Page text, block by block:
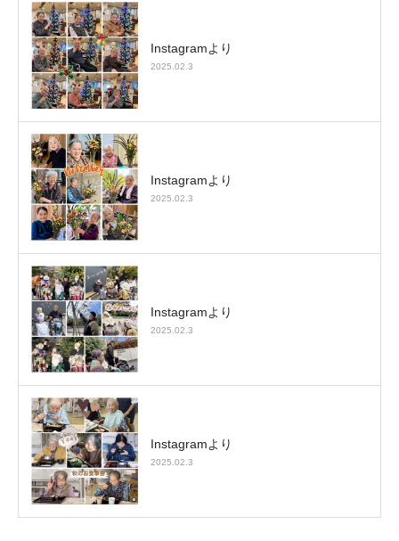
Instagramより
2025.02.3
Instagramより
2025.02.3
Instagramより
2025.02.3
Instagramより
2025.02.3